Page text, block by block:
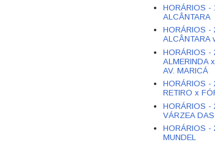
HORÁRIOS -
ALCÂNTARA
HORÁRIOS -
ALCÂNTARA
HORÁRIOS -
ALMERINDA
AV. MARICÁ
HORÁRIOS -
RETIRO x
HORÁRIOS -
VÁRZEA
HORÁRIOS -
MUNDEL